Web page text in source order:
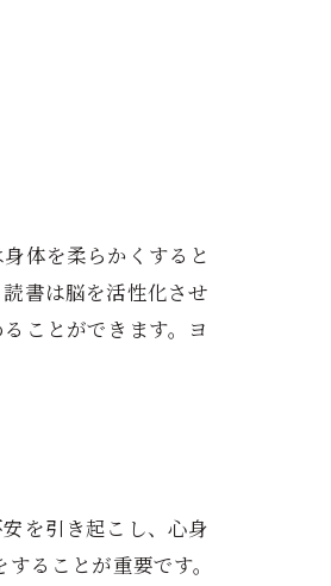
体を柔らかくすると
書は脳を活性化させ
ことができます。ヨ
を引き起こし、心身
ることが重要です。